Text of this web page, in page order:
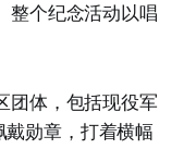
整个纪念活动以唱
团体，包括现役军
勋章，打着横幅